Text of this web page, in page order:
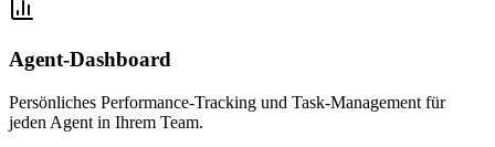
Agent-Dashboard
Persönliches Performance-Tracking und Task-Management für
jeden Agent in Ihrem Team.